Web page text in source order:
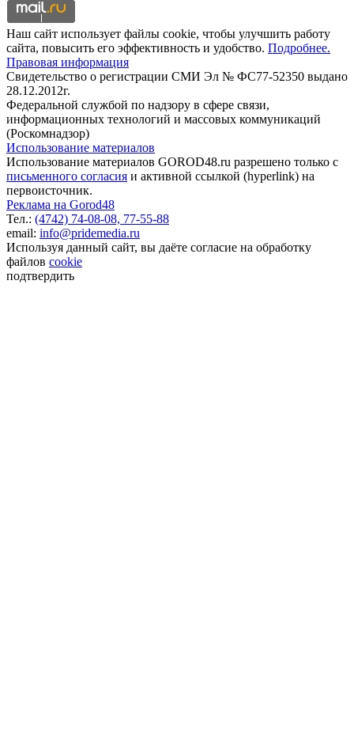
Наш сайт использует файлы cookie, чтобы улучшить работу
сайта, повысить его эффективность и удобство. Подробнее.
Правовая информация
Свидетельство о регистрации СМИ Эл № ФС77-52350 выдано
28.12.2012г.
Федеральной службой по надзору в сфере связи,
информационных технологий и массовых коммуникаций
(Роскомнадзор)
Использование материалов
Использование материалов GOROD48.ru разрешено только с
письменного согласия и активной ссылкой (hyperlink) на
первоисточник.
Реклама на Gorod48
Тел.: (4742) 74-08-08, 77-55-88
email: info@pridemedia.ru
Используя данный сайт, вы даёте согласие на обработку
файлов cookie
подтвердить